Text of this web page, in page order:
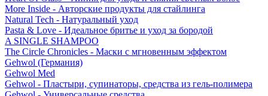
More Inside - Авторские продукты для стайлинга
Natural Tech - Натуральный уход
Pasta & Love - Идеальное бритье и уход за бородой
A SINGLE SHAMPOO
The Circle Chronicles - Маски с мгновенным эффектом
Gehwol (Германия)
Gehwol Med
Gehwol - Пластыри, супинаторы, средства из гель-полимера